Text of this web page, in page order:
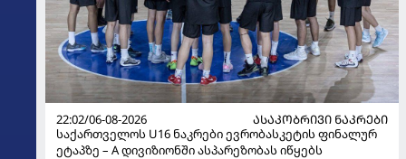
22:02/06-08-2026
ᲐᲡᲐᲙᲝᲑᲠᲘᲕᲘ ᲜᲐᲙᲠᲔᲑᲘ
საქართველოს U16 ნაკრები ევრობასკეტის ფინალურ
ეტაპზე – A დივიზიონში ასპარეზობას იწყებს